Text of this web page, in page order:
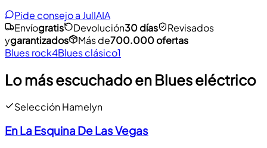
Pide consejo a JulIAIA
Envíogratis Devolución30 días
Revisados
ygarantizados Más de700.000 ofertas
Blues rock4Blues clásico1
Lo más escuchado en Blues eléctrico
Selección Hamelyn
En La Esquina De Las Vegas